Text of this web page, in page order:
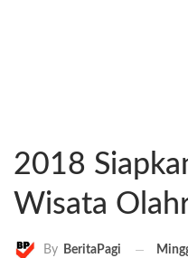
2018
Wisata
By BeritaPagi